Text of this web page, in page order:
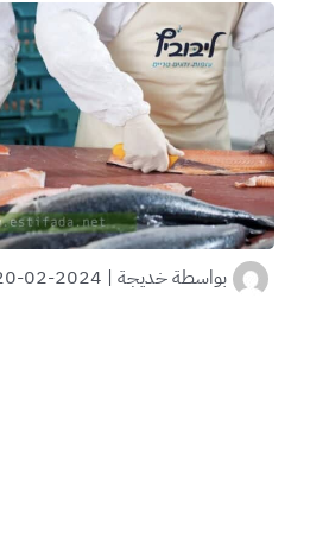
بواسطةخديجة |
2024-02-20